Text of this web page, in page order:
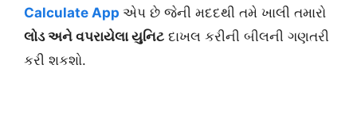
Calculate App એપ છે જેની મદદથી તમે ખાલી તમારો
લોડ અને વપરાયેલા યુનિટ દાખલ કરીની બીલની ગણતરી
કરી શકશો.